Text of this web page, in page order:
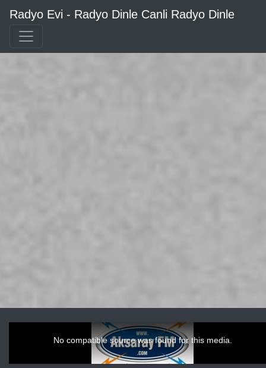
Radyo Evi - Radyo Dinle Canli Radyo Dinle
No compatible source was found for this media.